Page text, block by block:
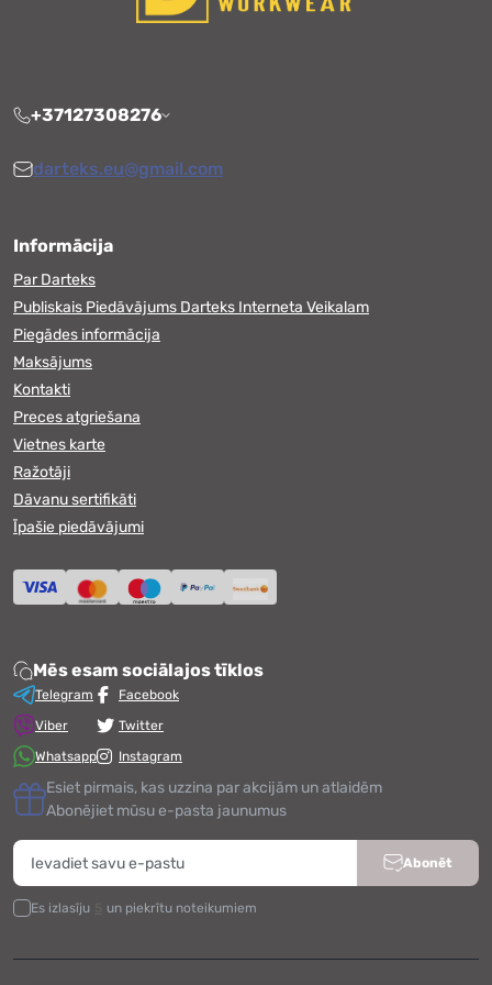
+37127308276
darteks.eu@gmail.com
Informācija
Par Darteks
Publiskais Piedāvājums Darteks Interneta Veikalam
Piegādes informācija
Maksājums
Kontakti
Preces atgriešana
Vietnes karte
Ražotāji
Dāvanu sertifikāti
Īpašie piedāvājumi
Mēs esam sociālajos tīklos
Telegram
Viber
Whatsapp
Facebook
Twitter
Instagram
Esiet pirmais, kas uzzina par akcijām un atlaidēm
Abonējiet mūsu e-pasta jaunumus
Abonēt
Es izlasīju un piekrītu noteikumiem